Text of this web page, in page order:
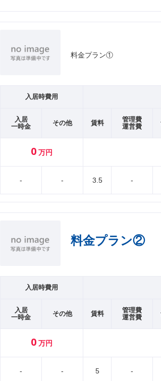
料金プラン①
入居時費用
入居
一時金
その他 賃料
管理費
運営費
0 万円
- - 3.5 -
料金プラン②
入居時費用
入居
一時金
その他 賃料
管理費
運営費
0 万円
- - 5 -